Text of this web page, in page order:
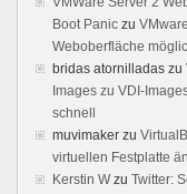
Boot Panic zu
Weboberfläche
bridas atornilladas zu
Images zu VDI-
schnell
muvimaker zu
virtuellen Festplatte
Kerstin Wzu Twitter: